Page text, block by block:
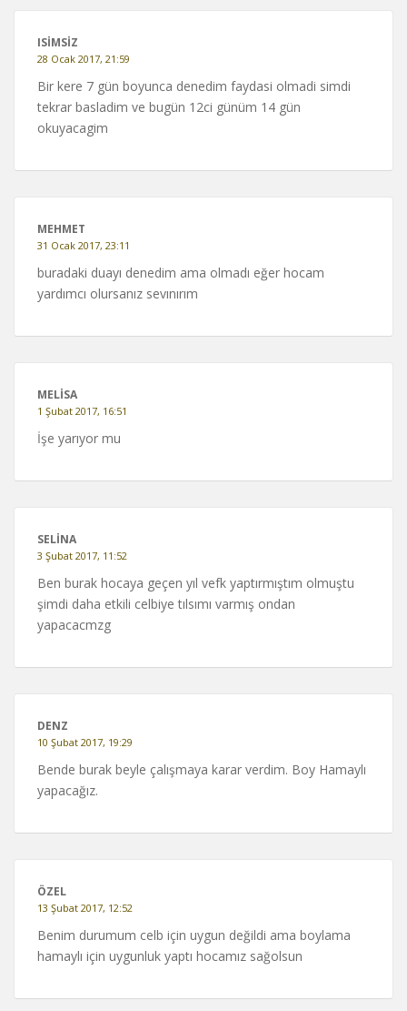
ISIMSIZ
28 Ocak 2017, 21:59
Bir kere 7 gün boyunca denedim faydasi olmadi simdi
tekrar basladim ve bugün 12ci günüm 14 gün
okuyacagim
MEHMET
31 Ocak 2017, 23:11
buradaki duayı denedim ama olmadı eğer hocam
yardımcı olursanız sevınırım
MELISA
1 Şubat 2017, 16:51
İşe yarıyor mu
SELINA
3 Şubat 2017, 11:52
Ben burak hocaya geçen yıl vefk yaptırmıştım olmuştu
şimdi daha etkili celbiye tılsımı varmış ondan
yapacacmzg
DENZ
10 Şubat 2017, 19:29
Bende burak beyle çalışmaya karar verdim. Boy Hamaylı
yapacağız.
ÖZEL
13 Şubat 2017, 12:52
Benim durumum celb için uygun değildi ama boylama
hamaylı için uygunluk yaptı hocamız sağolsun